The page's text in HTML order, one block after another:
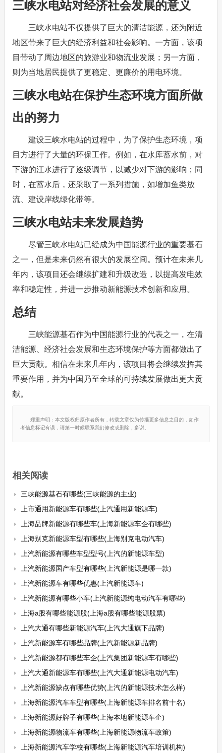
三峡水电站对经济社会发展的意义
三峡水电站不仅提供了巨大的清洁能源，还为附近
地区带来了巨大的经济利益和社会影响。一方面，该项
目带动了周边地区的旅游业和物流业发展；另一方面，
则为当地居民提供了更稳定、更廉价的用电环境。
三峡水电站在保护生态环境方面所做
出的努力
建设三峡水电站的过程中，为了保护生态环境，项
目方进行了大量的环保工作。例如，在水库蓄水前，对
下游的江水进行了逐级调节，以减少对下游的影响；同
时，在蓄水后，还采取了一系列措施，如增加鱼类放
流、建设岸线绿化带等。
三峡水电站未来发展趋势
尽管三峡水电站已经成为中国能源行业的重要基石
之一，但是未来仍然有很大的发展空间。预计在未来几
年内，该项目还会继续扩建和升级改造，以提高发电效
率和稳定性，并进一步推动新能源技术创新和应用。
总结
三峡能源基石作为中国能源行业的代表之一，在清
洁能源、经济社会发展和生态环境保护等方面都做出了
巨大贡献。相信在未来几年内，该项目将会继续发挥其
重要作用，并为中国乃至全球的可持续发展做出更大贡
献。
郑重声明：本文版权归原作者所有，转载文章仅为传播更多信息之目的，如作
者信息标记有误，请第一时候联系我们修改或删除，多谢。
相关阅读
三峡能源基石有哪些(三峡能源的主业)
上市通用新能源车有哪些(上汽通用新能源车)
上海品牌新能源有哪些车(上海新能源车企有哪些)
上海别克新能源车型有哪些(上海别克电动汽车)
上汽新能源有哪些车型型号(上汽的新能源车型)
上汽新能源国产车型有哪些(上汽新能源是哪一款)
上汽新能源车有哪些优惠(上汽新能源车)
上汽新能源有哪些小车(上汽新能源纯电动汽车有哪些)
上海a股有哪些能源股(上海a股有哪些能源股票)
上汽大通有哪些新能源汽车(上汽大通旗下品牌)
上汽新能源车有哪些品牌(上汽新能源新品牌)
上汽新能源都有哪些车企(上汽集团新能源车有哪些)
上汽大通新能源车有哪些(上汽大通新能源电动汽车)
上汽新能源缺点有哪些优势(上汽的新能源技术怎么样)
上海新能源汽车车型有哪些(上海新能源车排名前十名)
上海新能源好牌子有哪些(上海本地新能源车企)
上海新能源物流车有哪些(上海新能源物流车政策)
上海新能源汽车学校有哪些(上海新能源汽车培训机构)